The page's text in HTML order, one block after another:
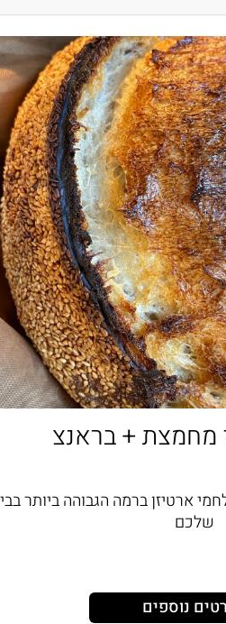
ארטיזן ברמה הגבוהה ביותר
שלכם
נוספים